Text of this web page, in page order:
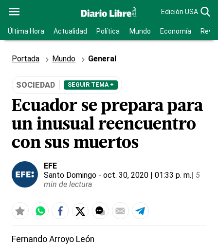
Edición USA
Última Hora Actualidad Política Mundo Economía
Portada Mundo General
SOCIEDAD SEGUIR TEMA +
Ecuador se prepara para
un inusual reencuentro
con sus muertos
EFE
Santo Domingo - oct. 30, 2020 | 01:33 p. m.| 5
min de lectura
Fernando Arroyo León